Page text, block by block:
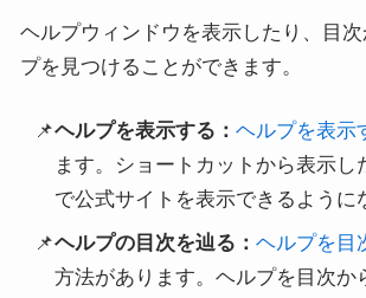
ヘルプウィンドウを表示したり、目
プを見つけることができます。
ヘルプを表示する：ヘルプを表示
ます。ショートカットから表示し
で公式サイトを表示できるように
ヘルプの目次を辿る：ヘルプを目
方法があります。ヘルプを目次か